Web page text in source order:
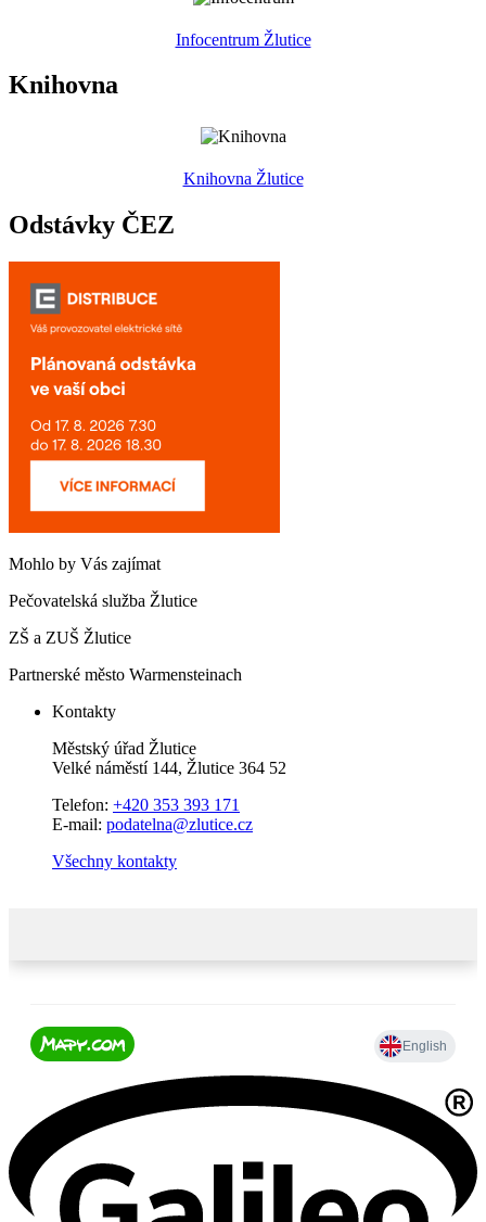
Infocentrum Žlutice
Knihovna
Knihovna Žlutice
Odstávky ČEZ
Mohlo by Vás zajímat
Pečovatelská služba Žlutice
ZŠ a ZUŠ Žlutice
Partnerské město Warmensteinach
Kontakty
Městský úřad Žlutice
Velké náměstí 144, Žlutice 364 52
Telefon: +420 353 393 171
E-mail: podatelna@zlutice.cz
Všechny kontakty